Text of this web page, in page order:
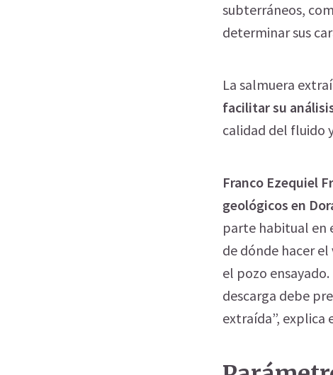
subterráneos,
determinar sus
La salmuera
facilitar su
calidad del fluido
Franco Ezequiel
geológicos en
parte habitual en
de dónde hacer
el pozo
descarga debe
extraída”, explica